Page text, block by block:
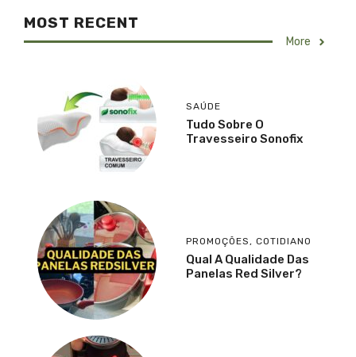
MOST RECENT
More
SAÚDE
Tudo Sobre O
Travesseiro Sonofix
PROMOÇÕES, COTIDIANO
Qual A Qualidade Das
Panelas Red Silver?